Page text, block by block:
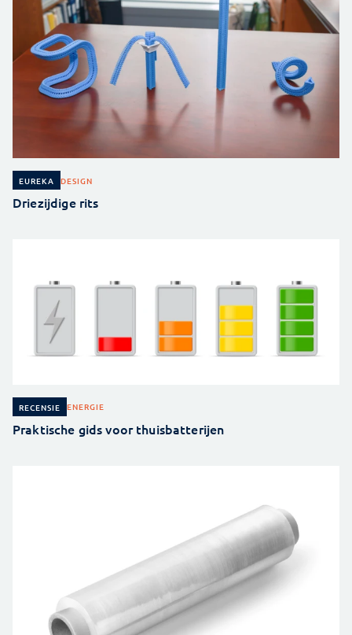
EUREKA DESIGN
Driezijdige rits
RECENSIE ENERGIE
Praktische gids voor thuisbatterijen